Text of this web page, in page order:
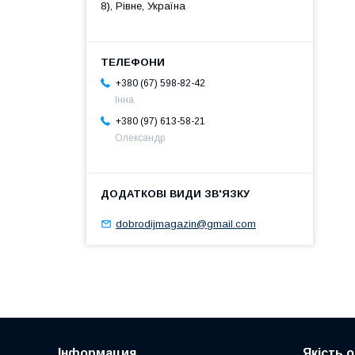
8), Рівне, Україна
+380 (67) 598-82-42
Інна
+380 (97) 613-58-21
Олександр
dobrodijmagazin@gmail.com